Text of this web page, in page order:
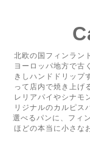
北欧の国フィンラン
ヨーロッパ地方で古
きしハンドドリップ
って店内で焼き上げ
レリアパイやシナモ
リジナルのカルピス
選べるパンに、フィ
ほどの本当に小さな